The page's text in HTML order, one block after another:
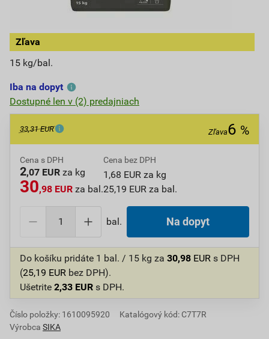
Zľava
15 kg/bal.
Iba na dopyt
Dostupné len v (2) predajniach
33,31 EUR Zľava6 %
Cena s DPH
2,07 EUR za kg
30,98 EUR za bal.
Cena bez DPH
1,68 EUR za kg
25,19 EUR za bal.
bal. Na dopyt
Do košíku pridáte 1 bal. / 15 kg za 30,98 EUR s DPH
(25,19 EUR bez DPH).
Ušetrite 2,33 EUR s DPH.
Číslo položky: 1610095920
Katalógový kód: C7T7R
Výrobca SIKA